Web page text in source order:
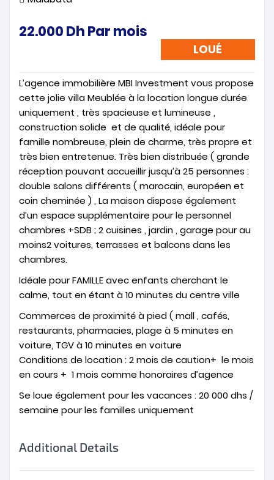
22.000DhPar mois
LOUÉ
L’agence immobilière MBI Investment vous propose
cette jolie villa Meublée à la location longue durée
uniquement , très spacieuse et lumineuse ,
construction solide et de qualité, idéale pour
famille nombreuse, plein de charme, très propre et
très bien entretenue. Très bien distribuée ( grande
réception pouvant accueillir jusqu’à 25 personnes :
double salons différents ( marocain, européen et
coin cheminée ) , La maison dispose également
d’un espace supplémentaire pour le personnel
chambres +SDB ; 2 cuisines , jardin , garage pour au
moins2 voitures, terrasses et balcons dans les
chambres.
Idéale pour FAMILLE avec enfants cherchant le
calme, tout en étant à 10 minutes du centre ville
Commerces de proximité à pied ( mall , cafés,
restaurants, pharmacies, plage à 5 minutes en
voiture, TGV à 10 minutes en voiture
Conditions de location : 2 mois de caution+ le mois
en cours + 1 mois comme honoraires d’agence
Se loue également pour les vacances : 20 000 dhs /
semaine pour les familles uniquement
Additional Details